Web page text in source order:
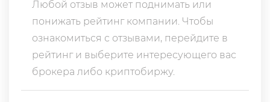
Любой отзыв может поднимать или
понижать рейтинг компании. Чтобы
ознакомиться с отзывами, перейдите в
рейтинг и выберите интересующего вас
брокера либо криптобиржу.